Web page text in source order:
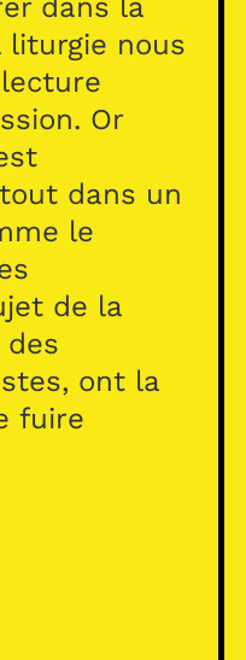
dans la
liturgie nous
Or
dans un
le
de la
ont la
fuire